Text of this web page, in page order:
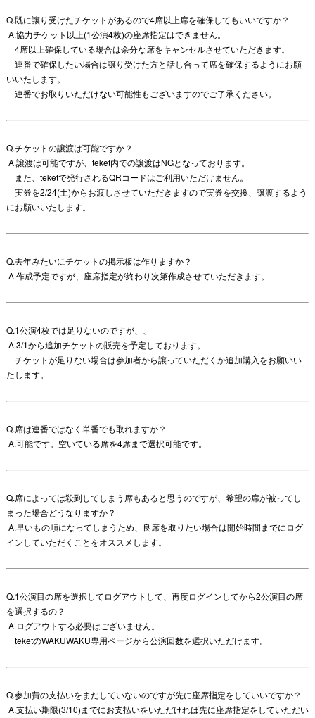
Q.既に譲り受けたチケットがあるので4席以上席を確保してもいいですか？
A.協力チケット以上(1公演4枚)の座席指定はできません。
4席以上確保している場合は余分な席をキャンセルさせていただきます。
連番で確保したい場合は譲り受けた方と話し合って席を確保するようにお願
いいたします。
連番でお取りいただけない可能性もございますのでご了承ください。
Q.チケットの譲渡は可能ですか？
A.譲渡は可能ですが、teket内での譲渡はNGとなっております。
また、teketで発行されるQRコードはご利用いただけません。
実券を2/24(土)からお渡しさせていただきますので実券を交換、譲渡するよう
にお願いいたします。
Q.去年みたいにチケットの掲示板は作りますか？
A.作成予定ですが、座席指定が終わり次第作成させていただきます。
Q.1公演4枚では足りないのですが、、
A.3/1から追加チケットの販売を予定しております。
チケットが足りない場合は参加者から譲っていただくか追加購入をお願いい
たします。
Q.席は連番ではなく単番でも取れますか？
A.可能です。空いている席を4席まで選択可能です。
Q.席によっては殺到してしまう席もあると思うのですが、希望の席が被ってし
まった場合どうなりますか？
A.早いもの順になってしまうため、良席を取りたい場合は開始時間までにログ
インしていただくことをオススメします。
Q.1公演目の席を選択してログアウトして、再度ログインしてから2公演目の席
を選択するの？
A.ログアウトする必要はございません。
teketのWAKUWAKU専用ページから公演回数を選択いただけます。
Q.参加費の支払いをまだしていないのですが先に座席指定をしていいですか？
A.支払い期限(3/10)までにお支払いをいただければ先に座席指定をしていただい